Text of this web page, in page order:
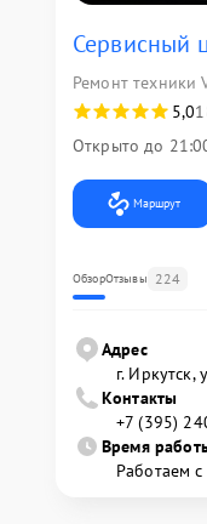
Сервисный
Ремонт техники
5,0
Открыто до
Маршрут
ОбзорОтзывы 224
Адрес
г. Иркутск,
Контакты
+7 (395)
Время
Работаем